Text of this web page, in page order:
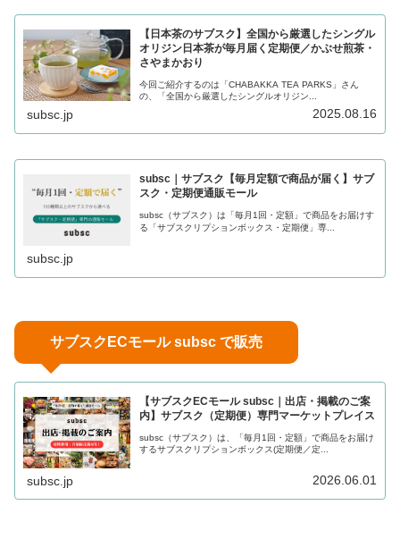
【日本茶のサブスク】全国から厳選したシングル
オリジン日本茶が毎月届く定期便／かぶせ煎茶・
さやまかおり
今回ご紹介するのは「CHABAKKA TEA PARKS」さん
の、「全国から厳選したシングルオリジン...
subsc.jp 2025.08.16
subsc｜サブスク【毎月定額で商品が届く】サブ
スク・定期便通販モール
subsc（サブスク）は「毎月1回・定額」で商品をお届けす
る「サブスクリプションボックス・定期便」専...
subsc.jp
サブスクECモール subsc で販売
【サブスクECモール subsc｜出店・掲載のご案
内】サブスク（定期便）専門マーケットプレイス
subsc（サブスク）は、「毎月1回・定額」で商品をお届け
するサブスクリプションボックス(定期便／定...
subsc.jp 2026.06.01